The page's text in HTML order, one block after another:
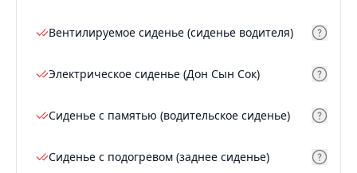
Вентилируемое сиденье (сиденье водителя)
Электрическое сиденье (Дон Сын Сок)
Сиденье с памятью (водительское сиденье)
Сиденье с подогревом (заднее сиденье)